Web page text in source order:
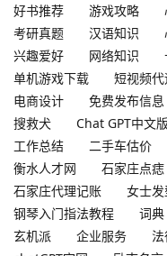
好书推荐
游戏攻略
考研真题
汉语知识
兴趣爱好
网络知识
单机游戏下载
短视频
电商设计
免费发布信息
搜救犬
Chat GPT中文版
工作总结
二手车估价
衡水人才网
石家庄点痣
石家庄代理记账
女士发
钢琴入门指法教程
词典
玄机派
企业服务